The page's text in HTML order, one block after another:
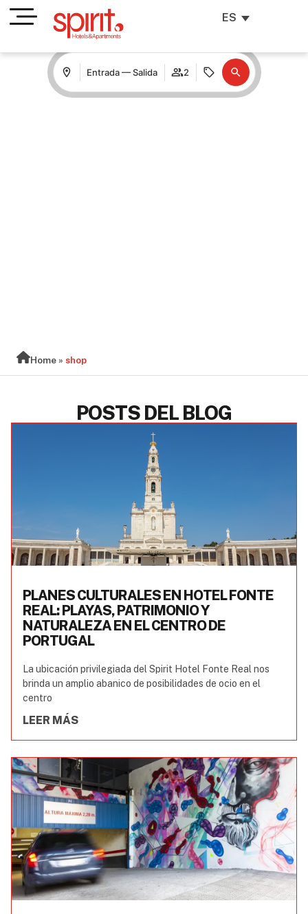
ES
Entrada — Salida 2
Home » shop
POSTS DEL BLOG
PLANES CULTURALES EN HOTEL FONTE
REAL: PLAYAS, PATRIMONIO Y
NATURALEZA EN EL CENTRO DE
PORTUGAL
La ubicación privilegiada del Spirit Hotel Fonte Real nos
brinda un amplio abanico de posibilidades de ocio en el
centro
LEER MÁS